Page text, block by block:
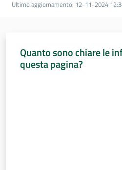
Ultimo aggiornamento: 12-11-2024
Quanto sono chiare le
questa pagina?